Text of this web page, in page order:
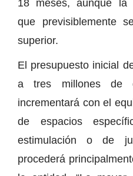
18 meses, aunque la
que previsiblemente
superior.
El presupuesto inicial
a tres millones de
incrementará con el
de espacios
estimulación o de
procederá